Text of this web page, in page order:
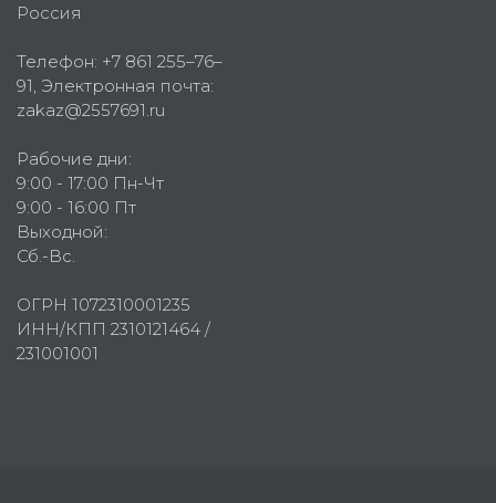
Россия
Телефон: +7 861 255–76–
91 , Электронная почта:
zakaz@2557691.ru
Рабочие дни:
9:00 - 17:00 Пн-Чт
9:00 - 16:00 Пт
Выходной:
Сб.-Вс.
ОГРН 1072310001235
ИНН/КПП 2310121464 /
231001001